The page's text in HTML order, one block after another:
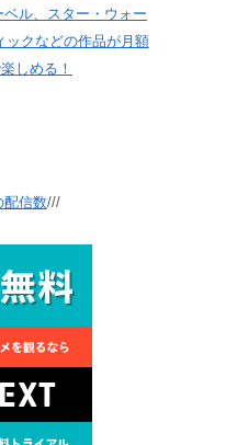
ル、スター・ウォー
ックなどの作品が月額
しめる！
配信数///